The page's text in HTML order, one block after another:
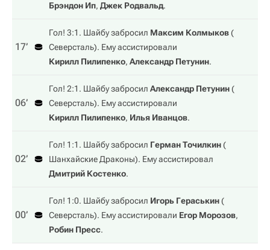
Брэндон Ип, Джек Родвальд.
17‎’‎
Гол! 3:1. Шайбу забросил Максим Колмыков(
Северсталь). Ему ассистировали
Кирилл Пилипенко, Александр Петунин.
06‎’‎
Гол! 2:1. Шайбу забросил Александр Петунин(
Северсталь). Ему ассистировали
Кирилл Пилипенко, Илья Иванцов.
02‎’‎
Гол! 1:1. Шайбу забросил Герман Точилкин(
Шанхайские Драконы). Ему ассистировал
Дмитрий Костенко.
00‎’‎
Гол! 1:0. Шайбу забросил Игорь Гераськин(
Северсталь). Ему ассистировали Егор Морозов,
Робин Пресс.